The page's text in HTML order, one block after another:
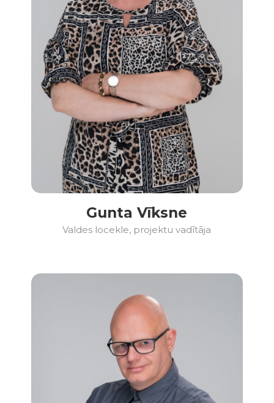
Gunta Vīksne
Valdes locekle, projektu vadītāja